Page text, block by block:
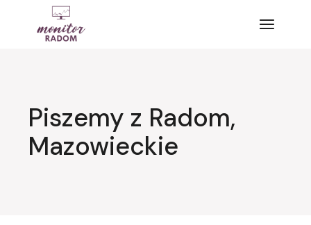
Piszemy z Radom,
Mazowieckie